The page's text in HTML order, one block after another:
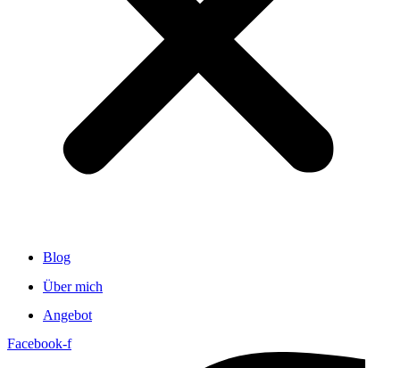
Blog
Über mich
Angebot
Facebook-f